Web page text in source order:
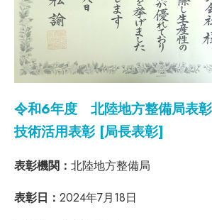
令和6年度 北陸地方整備局表
技術活用表彰 [局長表彰]
表彰機関： 北陸地方整備局
表彰日： 2024年7月18日